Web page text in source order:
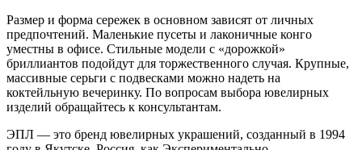
Размер и форма сережек в основном зависят от личных
предпочтений. Маленькие пусеты и лаконичные конго
уместны в офисе. Стильные модели с «дорожкой»
бриллиантов подойдут для торжественного случая. Крупные,
массивные серьги с подвесками можно надеть на
коктейльную вечеринку. По вопросам выбора ювелирных
изделий обращайтесь к консультантам.
ЭПЛ — это бренд ювелирных украшений, созданный в 1994